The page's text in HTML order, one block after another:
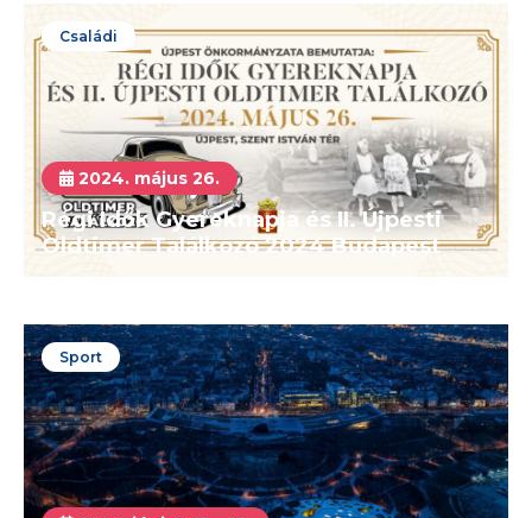
Családi
2024. május 26.
Régi Idők Gyereknapja és II. Újpesti
Oldtimer Találkozó 2024 Budapest
Sport